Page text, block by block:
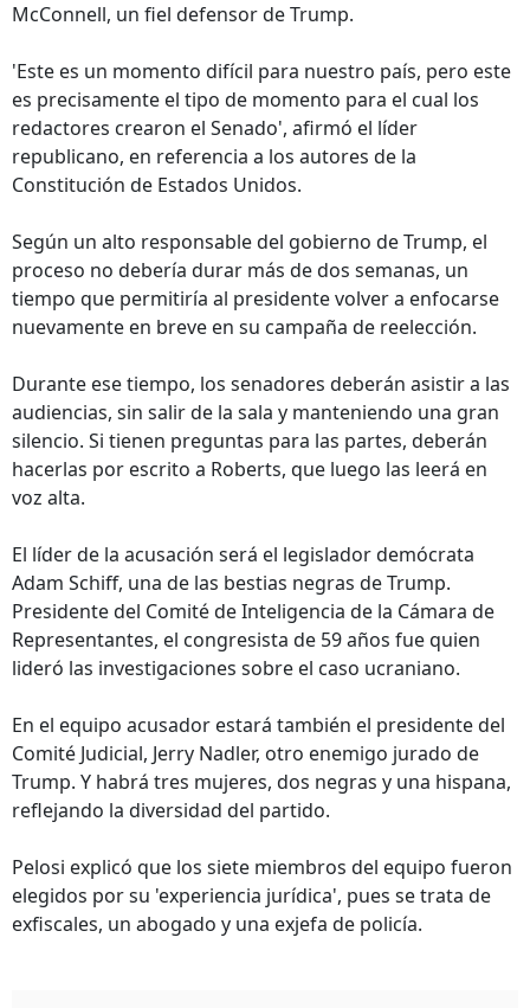
McConnell, un fiel defensor de Trump.
'Este es un momento difícil para nuestro país, pero este
es precisamente el tipo de momento para el cual los
redactores crearon el Senado', afirmó el líder
republicano, en referencia a los autores de la
Constitución de Estados Unidos.
Según un alto responsable del gobierno de Trump, el
proceso no debería durar más de dos semanas, un
tiempo que permitiría al presidente volver a enfocarse
nuevamente en breve en su campaña de reelección.
Durante ese tiempo, los senadores deberán asistir a las
audiencias, sin salir de la sala y manteniendo una gran
silencio. Si tienen preguntas para las partes, deberán
hacerlas por escrito a Roberts, que luego las leerá en
voz alta.
El líder de la acusación será el legislador demócrata
Adam Schiff, una de las bestias negras de Trump.
Presidente del Comité de Inteligencia de la Cámara de
Representantes, el congresista de 59 años fue quien
lideró las investigaciones sobre el caso ucraniano.
En el equipo acusador estará también el presidente del
Comité Judicial, Jerry Nadler, otro enemigo jurado de
Trump. Y habrá tres mujeres, dos negras y una hispana,
reflejando la diversidad del partido.
Pelosi explicó que los siete miembros del equipo fueron
elegidos por su 'experiencia jurídica', pues se trata de
exfiscales, un abogado y una exjefa de policía.